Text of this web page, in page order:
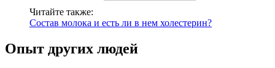
Читайте также:
Состав молока и есть ли в нем холестерин?
Опыт других людей